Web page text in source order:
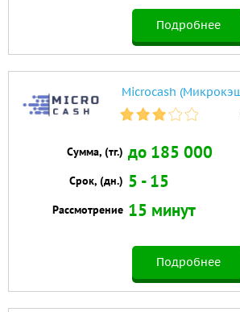
Подробнее
Microcash
Сумма, (тг.) до 185 000
Срок, (дн.) 5 - 15
Рассмотрение 15 минут
Подробнее